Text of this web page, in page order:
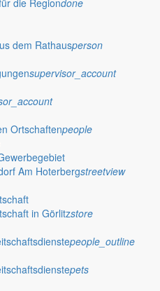
die Regiondone
dem Rathausperson
supervisor_account
Ortschaftenpeople
Am Hoterbergstreetview
in Görlitzstore
people_outline
pets